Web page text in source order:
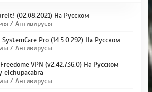
(02.08.2021) На Русском
/ Антивирусы
SystemCare Pro (14.5.0.292) На Русском
/ Антивирусы
VPN (v2.42.736.0) На Русском
elchupacabra
/ Антивирусы